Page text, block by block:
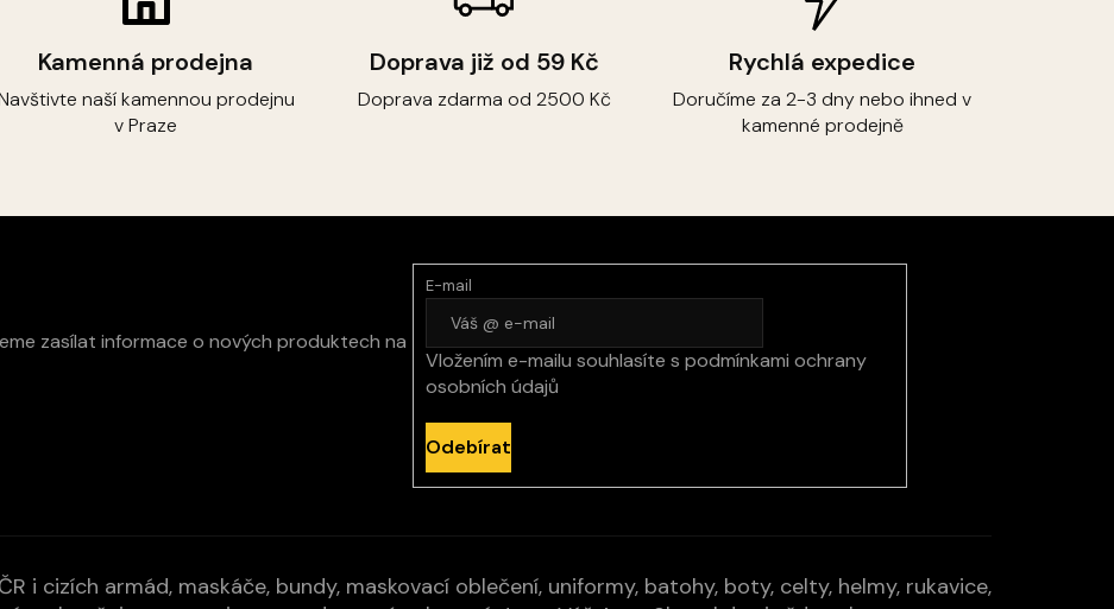
Kamenná prodejna
naší kamennou prodejnu
v Praze
Doprava již od 59 Kč
Doprava zdarma od 2500 Kč
Rychlá expedice
Doručíme za 2-3 dny nebo ihned v
kamenné prodejně
zasílat informace o nových produktech na
E-mail
Vložením e-mailu souhlasíte s podmínkami ochrany
osobních údajů
Odebírat
i cizích armád, maskáče, bundy, maskovací oblečení, uniformy, batohy, boty, celty, helmy, rukavice,